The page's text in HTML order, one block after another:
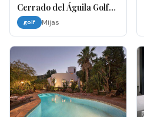
Cerrado del Águila Golf
And Resort
golf Mijas